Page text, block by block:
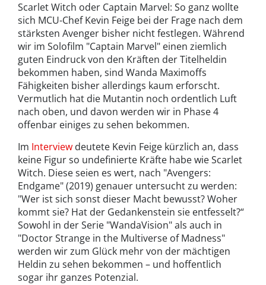
Scarlet Witch oder Captain Marvel: So ganz wollte
sich MCU-Chef Kevin Feige bei der Frage nach dem
stärksten Avenger bisher nicht festlegen. Während
wir im Solofilm "Captain Marvel" einen ziemlich
guten Eindruck von den Kräften der Titelheldin
bekommen haben, sind Wanda Maximoffs
Fähigkeiten bisher allerdings kaum erforscht.
Vermutlich hat die Mutantin noch ordentlich Luft
nach oben, und davon werden wir in Phase 4
offenbar einiges zu sehen bekommen.
Im Interview deutete Kevin Feige kürzlich an, dass
keine Figur so undefinierte Kräfte habe wie Scarlet
Witch. Diese seien es wert, nach "Avengers:
Endgame" (2019) genauer untersucht zu werden:
"Wer ist sich sonst dieser Macht bewusst? Woher
kommt sie? Hat der Gedankenstein sie entfesselt?“
Sowohl in der Serie "WandaVision" als auch in
"Doctor Strange in the Multiverse of Madness"
werden wir zum Glück mehr von der mächtigen
Heldin zu sehen bekommen – und hoffentlich
sogar ihr ganzes Potenzial.